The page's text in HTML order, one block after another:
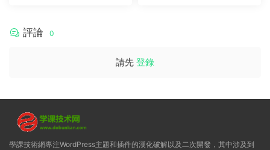
評論 0
請先 登錄
學課技術網專注WordPress主題和插件的漢化破解以及二次開發，其中涉及到